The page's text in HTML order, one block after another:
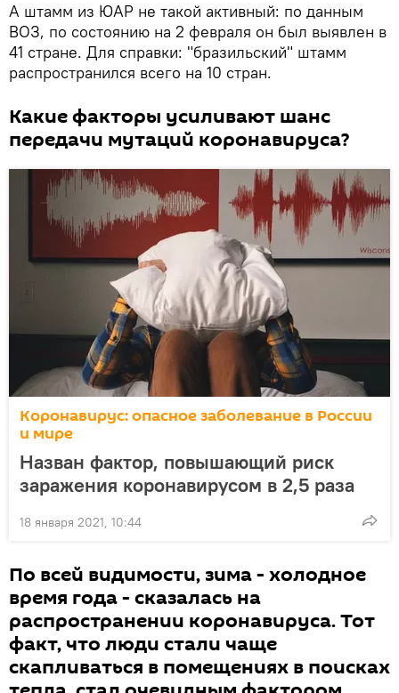
А штамм из ЮАР не такой активный: по данным
ВОЗ, по состоянию на 2 февраля он был выявлен в
41 стране. Для справки: "бразильский" штамм
распространился всего на 10 стран.
Какие факторы усиливают шанс
передачи мутаций коронавируса?
Коронавирус: опасное заболевание в России
и мире
Назван фактор, повышающий риск
заражения коронавирусом в 2,5 раза
18 января 2021, 10:44
По всей видимости, зима - холодное
время года - сказалась на
распространении коронавируса. Тот
факт, что люди стали чаще
скапливаться в помещениях в поисках